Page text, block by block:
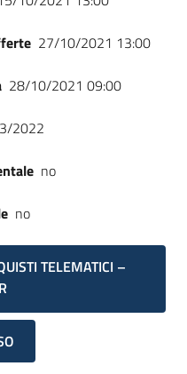
27/10/2021 13:00
28/10/2021 09:00
2022
no
no
TELEMATICI –